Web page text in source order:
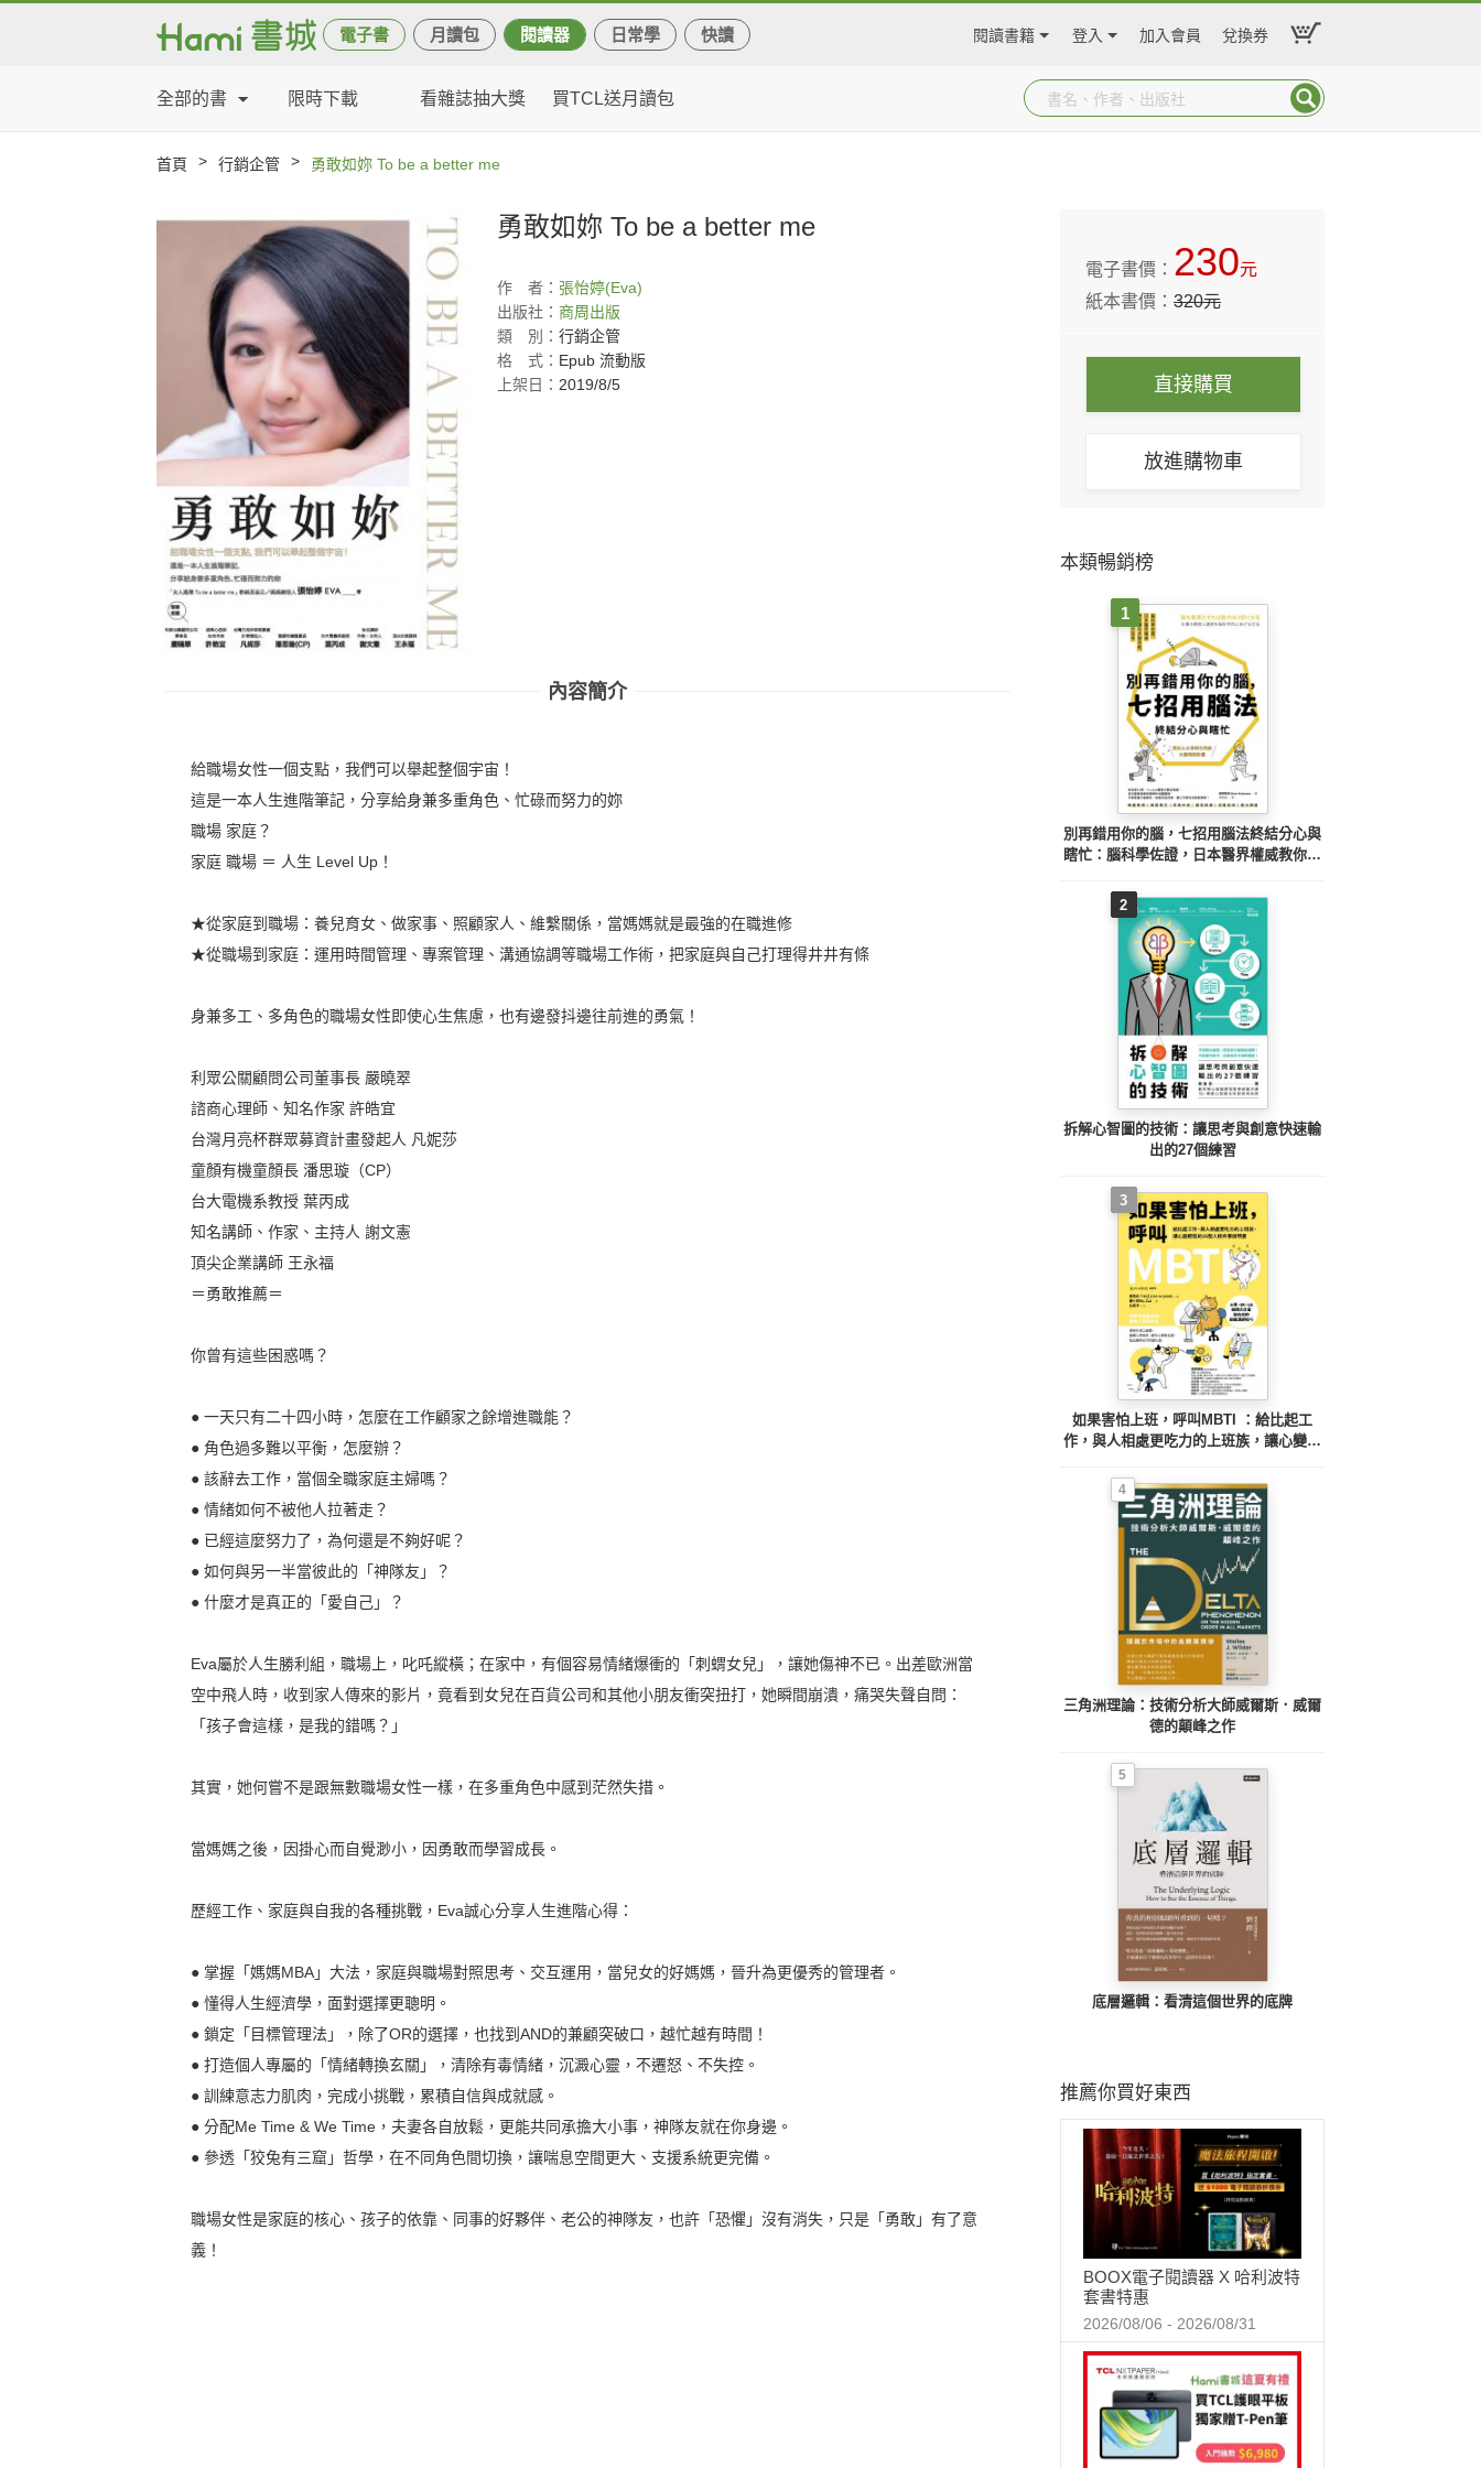
電子書 月讀包 閱讀器 日常學 快讀 閱讀書籍 登入 加入會員 兌換券
全部的書 限時下載 看雜誌抽大獎 買TCL送月讀包
首頁 > 行銷企管 > 勇敢如妳 To be a better me
勇敢如妳 To be a better me
作 者： 張怡婷(Eva)
出版社： 商周出版
類
別： 行銷企管
格
式： Epub 流動版
上架日： 2019/8/5
內容簡介
給職場女性一個支點，我們可以舉起整個宇宙！
這是一本人生進階筆記，分享給身兼多重角色、忙碌而努力的妳
職場 家庭？
家庭 職場 ＝ 人生 Level Up！
★從家庭到職場：養兒育女、做家事、照顧家人、維繫關係，當媽媽就是最強的在職進修
★從職場到家庭：運用時間管理、專案管理、溝通協調等職場工作術，把家庭與自己打理得井井有條
身兼多工、多角色的職場女性即使心生焦慮，也有邊發抖邊往前進的勇氣！
利眾公關顧問公司董事長 嚴曉翠
諮商心理師、知名作家 許皓宜
台灣月亮杯群眾募資計畫發起人 凡妮莎
童顏有機童顏長 潘思璇（CP）
台大電機系教授 葉丙成
知名講師、作家、主持人 謝文憲
頂尖企業講師 王永福
＝勇敢推薦＝
你曾有這些困惑嗎？
● 一天只有二十四小時，怎麼在工作顧家之餘增進職能？
● 角色過多難以平衡，怎麼辦？
● 該辭去工作，當個全職家庭主婦嗎？
● 情緒如何不被他人拉著走？
● 已經這麼努力了，為何還是不夠好呢？
● 如何與另一半當彼此的「神隊友」？
● 什麼才是真正的「愛自己」？
Eva屬於人生勝利組，職場上，叱吒縱橫；在家中，有個容易情緒爆衝的「刺蝟女兒」，讓她傷神不已。出差歐洲當
空中飛人時，收到家人傳來的影片，竟看到女兒在百貨公司和其他小朋友衝突扭打，她瞬間崩潰，痛哭失聲自問：
「孩子會這樣，是我的錯嗎？」
其實，她何嘗不是跟無數職場女性一樣，在多重角色中感到茫然失措。
當媽媽之後，因掛心而自覺渺小，因勇敢而學習成長。
歷經工作、家庭與自我的各種挑戰，Eva誠心分享人生進階心得：
● 掌握「媽媽MBA」大法，家庭與職場對照思考、交互運用，當兒女的好媽媽，晉升為更優秀的管理者。
● 懂得人生經濟學，面對選擇更聰明。
● 鎖定「目標管理法」，除了OR的選擇，也找到AND的兼顧突破口，越忙越有時間！
● 打造個人專屬的「情緒轉換玄關」，清除有毒情緒，沉澱心靈，不遷怒、不失控。
● 訓練意志力肌肉，完成小挑戰，累積自信與成就感。
● 分配Me Time & We Time，夫妻各自放鬆，更能共同承擔大小事，神隊友就在你身邊。
● 參透「狡兔有三窟」哲學，在不同角色間切換，讓喘息空間更大、支援系統更完備。
職場女性是家庭的核心、孩子的依靠、同事的好夥伴、老公的神隊友，也許「恐懼」沒有消失，只是「勇敢」有了意
義！
電子書價： 230元
紙本書價：320元
直接購買
放進購物車
本類暢銷榜
1
別再錯用你的腦，七招用腦法終結分心與
瞎忙：腦科學佐證，日本醫界權威教你優
版】
2
拆解心智圖的技術：讓思考與創意快速輸
出的27個練習
3
如果害怕上班，呼叫MBTI ：給比起工
作，與人相處更吃力的上班族，讓心變輕
4
三角洲理論：技術分析大師威爾斯．威爾
德的顛峰之作
5
底層邏輯：看清這個世界的底牌
推薦你買好東西
BOOX電子閱讀器 X 哈利波特
套書特惠
2026/08/06 - 2026/08/31